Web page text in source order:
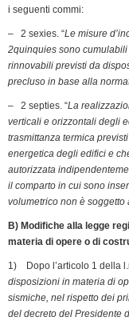
i seguenti commi:
– 2 sexies. “Le misure
2quinquies sono
rinnovabili previsti da
precluso in base alla
– 2 septies. “La
verticali e orizzontali degli
trasmittanza termica
energetica degli edifici e
autorizzata
il comparto in cui sono
volumetrico non è soggetto
B) Modifiche alla legge
materia di opere o di
1) Dopo l’articolo 1 della
disposizioni in materia di
sismiche, nel rispetto dei
del decreto del Presidente